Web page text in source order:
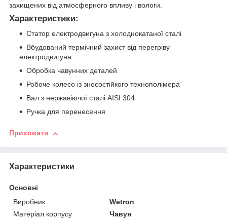
захищених від атмосферного впливу і вологи.
Характеристики:
Статор електродвигуна з холоднокатаної сталі
Вбудований термічний захист від перегріву
електродвигуна
Обробка чавунних деталей
Робоче колесо із зносостійкого технополімера
Вал з нержавіючої сталі AISI 304
Ручка для перенесення
Приховати
Характеристики
Основні
Виробник
Wetron
Матеріал корпусу
Чавун